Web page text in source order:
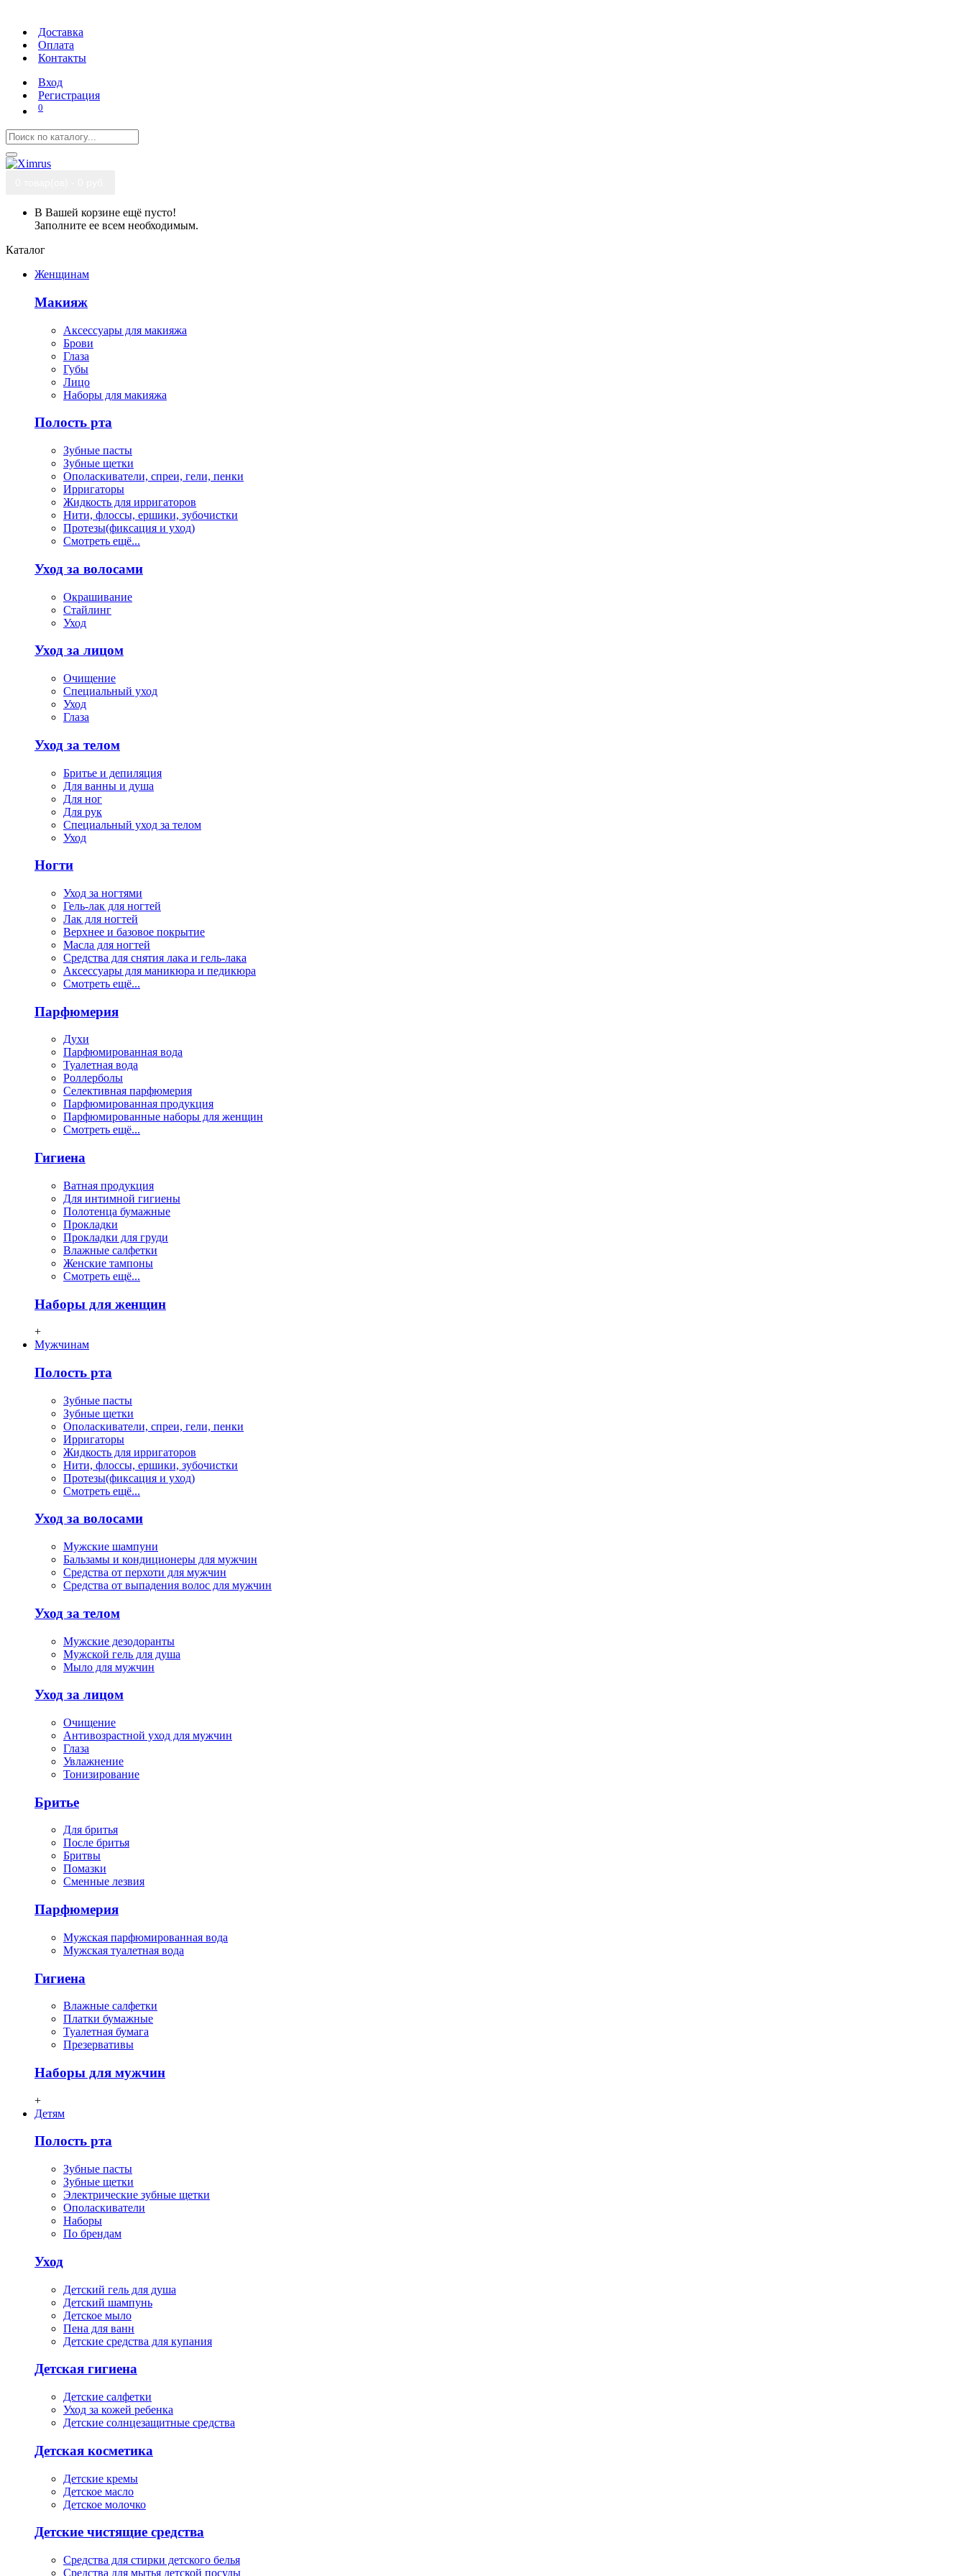
Доставка
Оплата
Контакты
Вход
Регистрация
0
В Вашей корзине ещё пусто!
Заполните ее всем необходимым.
Каталог
Женщинам
Макияж
Аксессуары для макияжа
Брови
Глаза
Губы
Лицо
Наборы для макияжа
Полость рта
Зубные пасты
Зубные щетки
Ополаскиватели, спреи, гели, пенки
Ирригаторы
Жидкость для ирригаторов
Нити, флоссы, ершики, зубочистки
Протезы(фиксация и уход)
Смотреть ещё...
Уход за волосами
Окрашивание
Стайлинг
Уход
Уход за лицом
Очищение
Специальный уход
Уход
Глаза
Уход за телом
Бритье и депиляция
Для ванны и душа
Для ног
Для рук
Специальный уход за телом
Уход
Ногти
Уход за ногтями
Гель-лак для ногтей
Лак для ногтей
Верхнее и базовое покрытие
Масла для ногтей
Средства для снятия лака и гель-лака
Аксессуары для маникюра и педикюра
Смотреть ещё...
Парфюмерия
Духи
Парфюмированная вода
Туалетная вода
Роллерболы
Селективная парфюмерия
Парфюмированная продукция
Парфюмированные наборы для женщин
Смотреть ещё...
Гигиена
Ватная продукция
Для интимной гигиены
Полотенца бумажные
Прокладки
Прокладки для груди
Влажные салфетки
Женские тампоны
Смотреть ещё...
Наборы для женщин
+
Мужчинам
Полость рта
Зубные пасты
Зубные щетки
Ополаскиватели, спреи, гели, пенки
Ирригаторы
Жидкость для ирригаторов
Нити, флосcы, ершики, зубочистки
Протезы(фиксация и уход)
Смотреть ещё...
Уход за волосами
Мужские шампуни
Бальзамы и кондиционеры для мужчин
Средства от перхоти для мужчин
Средства от выпадения волос для мужчин
Уход за телом
Мужские дезодоранты
Мужской гель для душа
Мыло для мужчин
Уход за лицом
Очищение
Антивозрастной уход для мужчин
Глаза
Увлажнение
Тонизирование
Бритье
Для бритья
После бритья
Бритвы
Помазки
Сменные лезвия
Парфюмерия
Мужская парфюмированная вода
Мужская туалетная вода
Гигиена
Влажные салфетки
Платки бумажные
Туалетная бумага
Презервативы
Наборы для мужчин
+
Детям
Полость рта
Зубные пасты
Зубные щетки
Электрические зубные щетки
Ополаскиватели
Наборы
По брендам
Уход
Детский гель для душа
Детский шампунь
Детское мыло
Пена для ванн
Детские средства для купания
Детская гигиена
Детские салфетки
Уход за кожей ребенка
Детские солнцезащитные средства
Детская косметика
Детские кремы
Детское масло
Детское молочко
Детские чистящие средства
Средства для стирки детского белья
Средства для мытья детской посуды